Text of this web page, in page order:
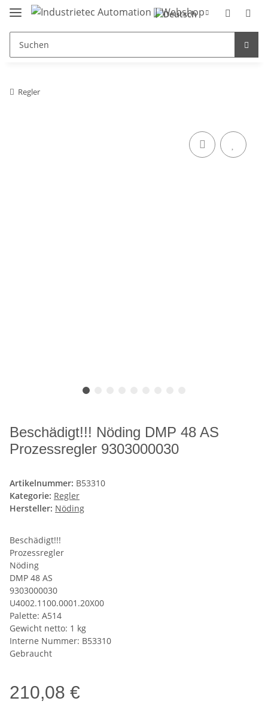
Regler
Beschädigt!!! Nöding DMP 48 AS
Prozessregler 9303000030
Artikelnummer: B53310
Kategorie: Regler
Hersteller: Nöding
Beschädigt!!!
Prozessregler
Nöding
DMP 48 AS
9303000030
U4002.1100.0001.20X00
Palette: A514
Gewicht netto: 1 kg
Interne Nummer: B53310
Gebraucht
210,08 €